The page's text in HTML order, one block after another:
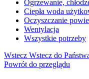
Ogrzewanie,
Ciepła woda
Oczyszczanie
Wentylacja
Wszystkie potrzeby
Wstecz Wstecz do
Powrót do przeglądu